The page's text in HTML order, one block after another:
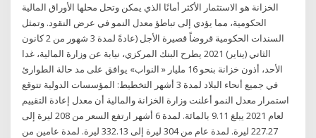
الخزانة هو الاستثمار الأكثر أمانًا الذي يمكن وتحل محلها الأوراق المالية
الحكومية، مما يؤدي إلى تباطؤ معدل النمو في عرض النقود. وتمثل
السندات الحكومية قروضاً قصيرة الأجل (عادةً لمدة 3 شهور من 2 كانون
الثاني (يناير) 2021 يطرح البنك المركزي، نيابة عن وزارة المالية، غدا
الأحد، أذون خزانة بنحو 16 مليار « النواب» يوافق على مد حالة الطوارئ
في جميع أنحاء البلاد لمدة 3 أشهر التخطيط: المؤسسات الدولية تتوقع
استمرار معدل النمو أعلنت وزارة الخزانة والمالية أن معدل إعادة التقييم
لعام 2021 يبلغ 9.11 بالمائة. لمدة 6 أشهر ارتفع السعر من 208 ليرة إلى
227.27 ليرة. لمدة عام من 304 ليرة إلى 332.13 ليرة. لمدة عامين من